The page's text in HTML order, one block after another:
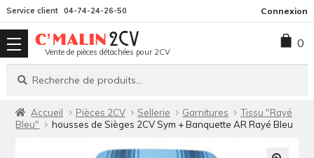
la
navigation
contenu
Service client 04-74-24-26-50 Connexion
Vente de pièces détachées pour 2CV
Recherche
Recherche
0
Accueil Pièces 2CV Sellerie Garnitures
Tissu "Rayé
Bleu"
housses de Sièges 2CV Sym + Banquette AR Rayé Bleu